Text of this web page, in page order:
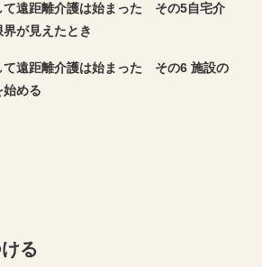
て遠距離介護は始まった その5自宅介
界が見えたとき
て遠距離介護は始まった その6 施設の
始める
る